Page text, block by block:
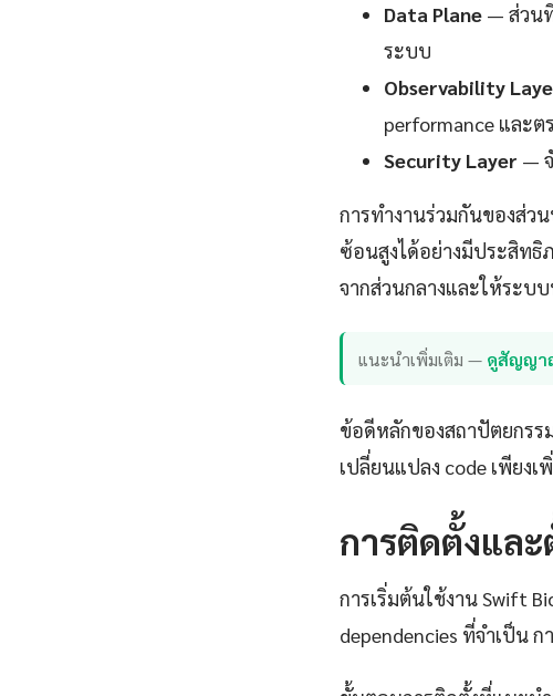
Data Plane — ส่วน
ระบบ
Observability
performance และ
Security Layer —
การทำงานร่วมกันของส่ว
ซ้อนสูงได้อย่างมีประสิทธิ
จากส่วนกลางและให้ระบ
แนะนำเพิ่มเติม — ดูสัญญา
ข้อดีหลักของสถาปัตยกรร
เปลี่ยนแปลง code เพียง
การติดตั้งแล
การเริ่มต้นใช้งาน Swift
dependencies ที่จำเป็น